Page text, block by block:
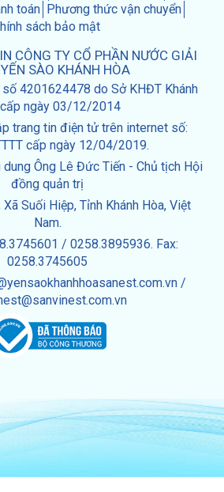
toán Phương thức vận chuyển
sách bảo mật
CÔNG TY CỔ PHẦN NƯỚC GIẢI
SÀO KHÁNH HÒA
4201624478 do Sở KHĐT Khánh
ngày 03/12/2014
trang tin điện tử trên internet số:
cấp ngày 12/04/2019.
dung Ông Lê Đức Tiến - Chủ tịch Hội
đồng quản trị
Suối Hiệp, Tỉnh Khánh Hòa, Việt
Nam.
/ 0258.3895936. Fax:
0258.3745605
/